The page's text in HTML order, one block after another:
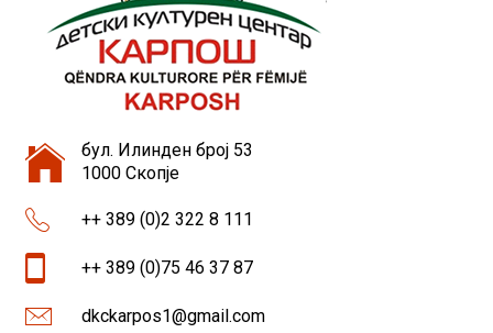
бул. Илинден број 53
1000 Скопје
++ 389 (0)2 322 8 111
++ 389 (0)75 46 37 87
dkckarpos1@gmail.com